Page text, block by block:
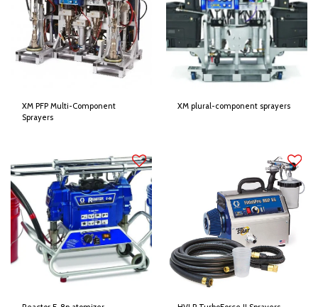
XM PFP Multi-Component
Sprayers
XM plural-component sprayers